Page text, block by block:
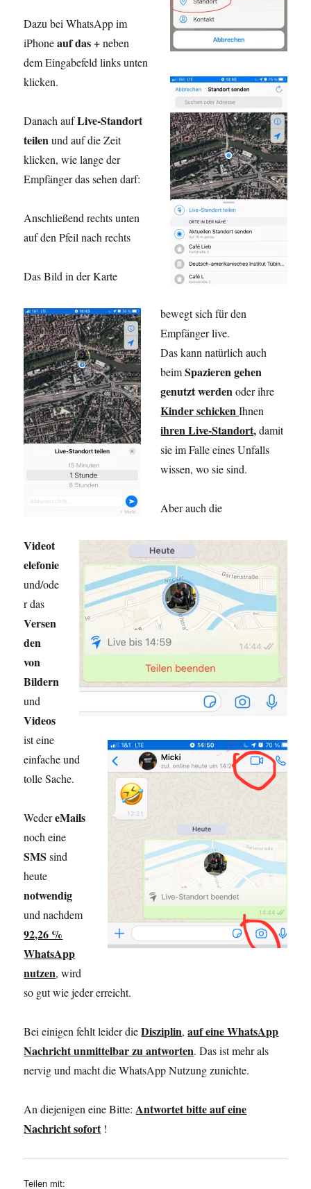
Dazu bei WhatsApp im
iPhoneauf das +neben
dem Eingabefeld links unten
klicken.
Danach aufLive-Standort
teilenund auf die Zeit
klicken, wie lange der
Empfänger das sehen darf:
Anschließend rechts unten
auf den Pfeil nach rechts
Das Bild in der Karte
bewegt sich für den
Empfänger live.
Das kann natürlich auch
beimSpazieren gehen
genutzt werdenoder ihre
Kinder schickenIhnen
ihren Live-Standort,damit
sie im Falle eines Unfalls
wissen, wo sie sind.
Aber auch die
Videot
elefonie
und/ode
r das
Versen
den
von
Bildern
und
Videos
ist eine
einfache und
tolle Sache.
WedereMails
noch eine
SMS sind
heute
notwendig
und nachdem
92,26 %
WhatsApp
nutzen, wird
so gut wie jeder erreicht.
Bei einigen fehlt leider dieDisziplin,auf eine WhatsApp
Nachricht unmittelbar zu antworten. Das ist mehr als
nervig und macht die WhatsApp Nutzung zunichte.
An diejenigen eine Bitte: Antwortet bitte auf eine
Nachricht sofort!
Teilen mit: